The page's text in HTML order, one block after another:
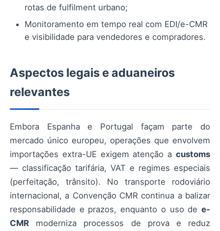
rotas de fulfilment urbano;
Monitoramento em tempo real com EDI/e-CMR
e visibilidade para vendedores e compradores.
Aspectos legais e aduaneiros
relevantes
Embora Espanha e Portugal façam parte do
mercado único europeu, operações que envolvem
importações extra-UE exigem atenção a customs
— classificação tarifária, VAT e regimes especiais
(perfeitação, trânsito). No transporte rodoviário
internacional, a Convenção CMR continua a balizar
responsabilidade e prazos, enquanto o uso de e-
CMR moderniza processos de prova e reduz